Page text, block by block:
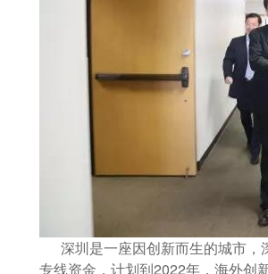
深圳是一座因创新而生的城市，
专线资金，计划到2022年，海外创